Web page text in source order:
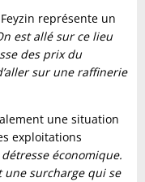
représente un
est allé sur ce lieu
des prix du
sur une raffinerie
une situation
exploitations
économique.
une surcharge qui se